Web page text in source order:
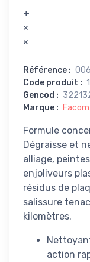
+
×
×
Référence :
Code produit :
Gencod :
Marque : Facom
Formule
Dégraisse et
alliage,
enjoliveurs
résidus de
salissure
kilomètres.
action